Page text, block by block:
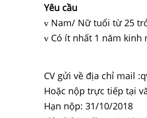
Yêu cầu
v Nam/ Nữ tuổi từ 25
v Có ít nhất 1 năm
CV gửi về địa chỉ mail
Hoặc nộp trực tiếp tại
Hạn nộp: 31/10/2018